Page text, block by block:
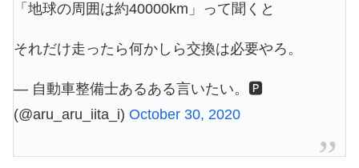
「地球の周囲は約40000km」って聞くと
それだけ走ったら何かしら交換は必要やろ。
— 自動車整備士あるある言いたい。🅿️
(@aru_aru_iita_i) October 30, 2020